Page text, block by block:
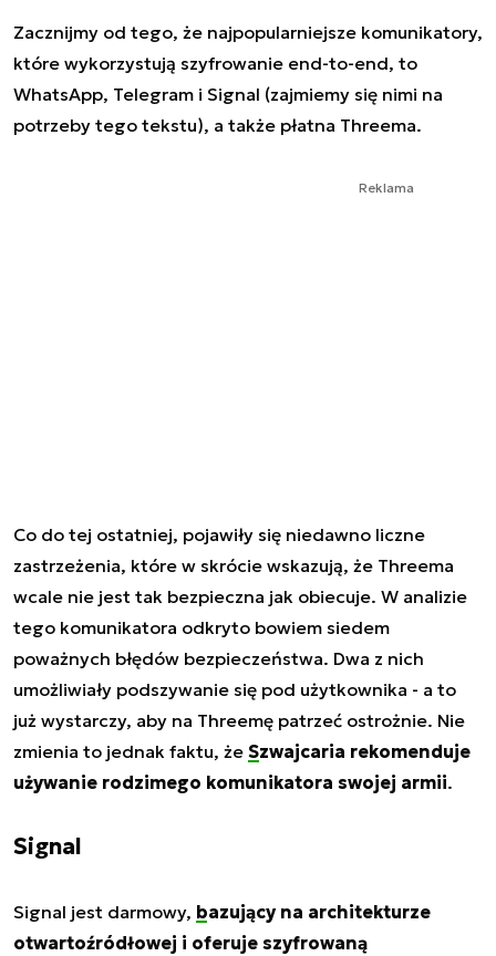
Zacznijmy od tego, że najpopularniejsze komunikatory,
które wykorzystują szyfrowanie end-to-end, to
WhatsApp, Telegram i Signal (zajmiemy się nimi na
potrzeby tego tekstu), a także płatna Threema.
Reklama
Co do tej ostatniej, pojawiły się niedawno liczne
zastrzeżenia, które w skrócie wskazują, że Threema
wcale nie jest tak bezpieczna jak obiecuje. W analizie
tego komunikatora odkryto bowiem siedem
poważnych błędów bezpieczeństwa. Dwa z nich
umożliwiały podszywanie się pod użytkownika - a to
już wystarczy, aby na Threemę patrzeć ostrożnie. Nie
zmienia to jednak faktu, że Szwajcaria rekomenduje
używanie rodzimego komunikatora swojej armii.
Signal
Signal jest darmowy, bazujący na architekturze
otwartoźródłowej i oferuje szyfrowaną